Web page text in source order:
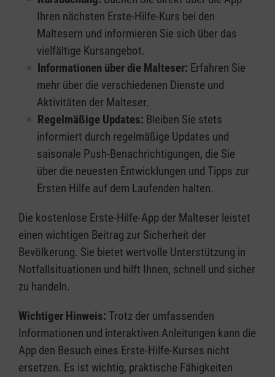
Ihren nächsten Erste-Hilfe-Kurs bei den
Maltesern und informieren Sie sich über das
vielfältige Kursangebot.
Informationen über die Malteser: Erfahren Sie
mehr über die verschiedenen Dienste und
Aktivitäten der Malteser.
Regelmäßige Updates: Bleiben Sie stets
informiert durch regelmäßige Updates und
saisonale Push-Benachrichtigungen, die Sie
über die neuesten Entwicklungen und Tipps zur
Ersten Hilfe auf dem Laufenden halten.
Die kostenlose Erste-Hilfe-App der Malteser leistet
einen wichtigen Beitrag zur Sicherheit der
Bevölkerung. Sie bietet wertvolle Unterstützung in
Notfallsituationen und hilft Ihnen, schnell und sicher
zu handeln.
Wichtiger Hinweis: Trotz der umfassenden
Informationen und interaktiven Anleitungen kann die
App den Besuch eines Erste-Hilfe-Kurses nicht
ersetzen. Es ist wichtig, praktische Fähigkeiten